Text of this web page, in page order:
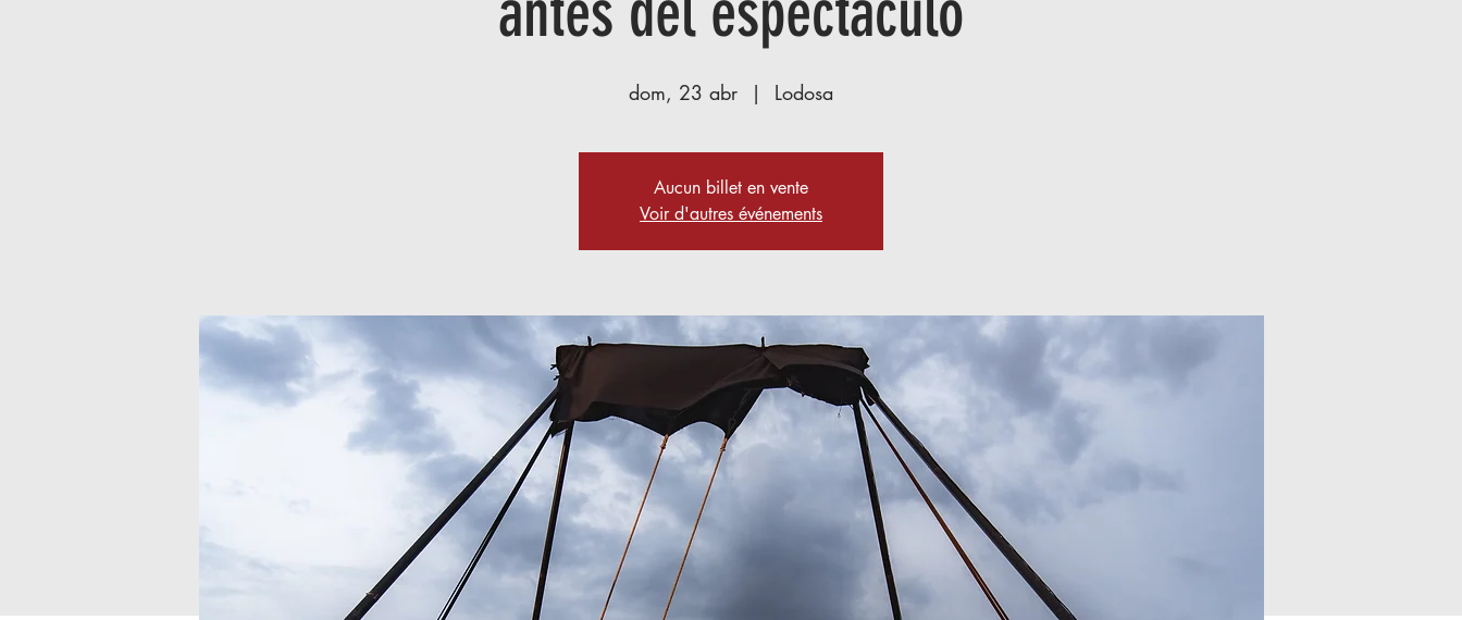
dom, 23 abr
  |
Lodosa
Aucun billet en vente
Voir d'autres événements